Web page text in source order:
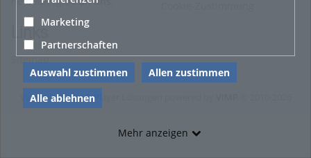
Marketing
Partnerschaften
Auswahl zustimmen
Allen zustimmen
Alle ablehnen
Mehr anzeigen
Links
Sitemap
Videoplattform & Player Lösungen powered by